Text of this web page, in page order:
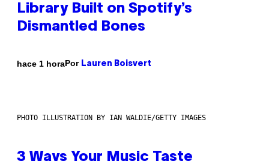
Library Built on Spotify’s
Dismantled Bones
hace 1 horaPor Lauren Boisvert
PHOTO ILLUSTRATION BY IAN WALDIE/GETTY IMAGES
3 Ways Your Music Taste